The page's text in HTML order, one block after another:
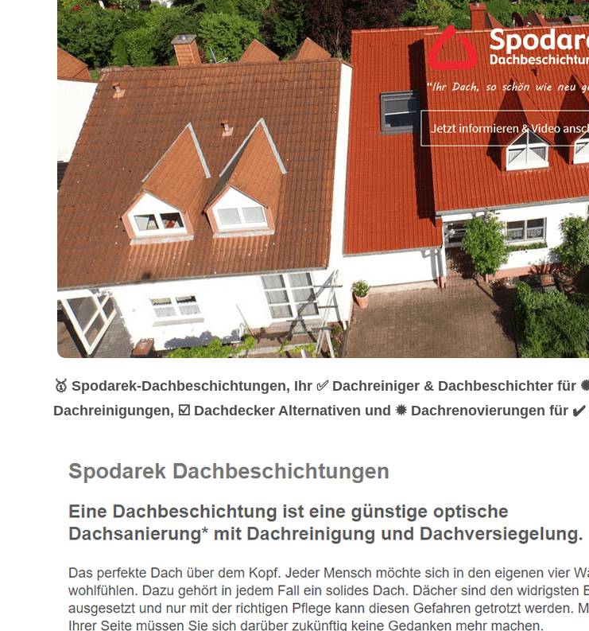
🥇 Spodarek-Dachbeschichtungen, Ihr ✅ Dachreiniger & Dachbeschichter
Dachreinigungen, ☑️ Dachdecker Alternativen und ✹ Dachrenovierungen für